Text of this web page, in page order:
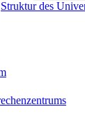
Struktur des